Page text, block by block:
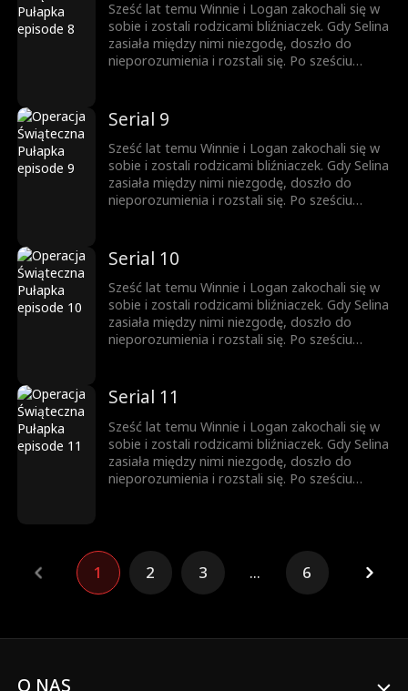
Sześć lat temu Winnie i Logan zakochali się w
sobie i zostali rodzicami bliźniaczek. Gdy Selina
zasiała między nimi niezgodę, doszło do
nieporozumienia i rozstali się. Po sześciu
jaw.
Serial 9
Sześć lat temu Winnie i Logan zakochali się w
sobie i zostali rodzicami bliźniaczek. Gdy Selina
zasiała między nimi niezgodę, doszło do
nieporozumienia i rozstali się. Po sześciu
jaw.
Serial 10
Sześć lat temu Winnie i Logan zakochali się w
sobie i zostali rodzicami bliźniaczek. Gdy Selina
zasiała między nimi niezgodę, doszło do
nieporozumienia i rozstali się. Po sześciu
jaw.
Serial 11
Sześć lat temu Winnie i Logan zakochali się w
sobie i zostali rodzicami bliźniaczek. Gdy Selina
zasiała między nimi niezgodę, doszło do
nieporozumienia i rozstali się. Po sześciu
1 2 3 ... 6
O NAS